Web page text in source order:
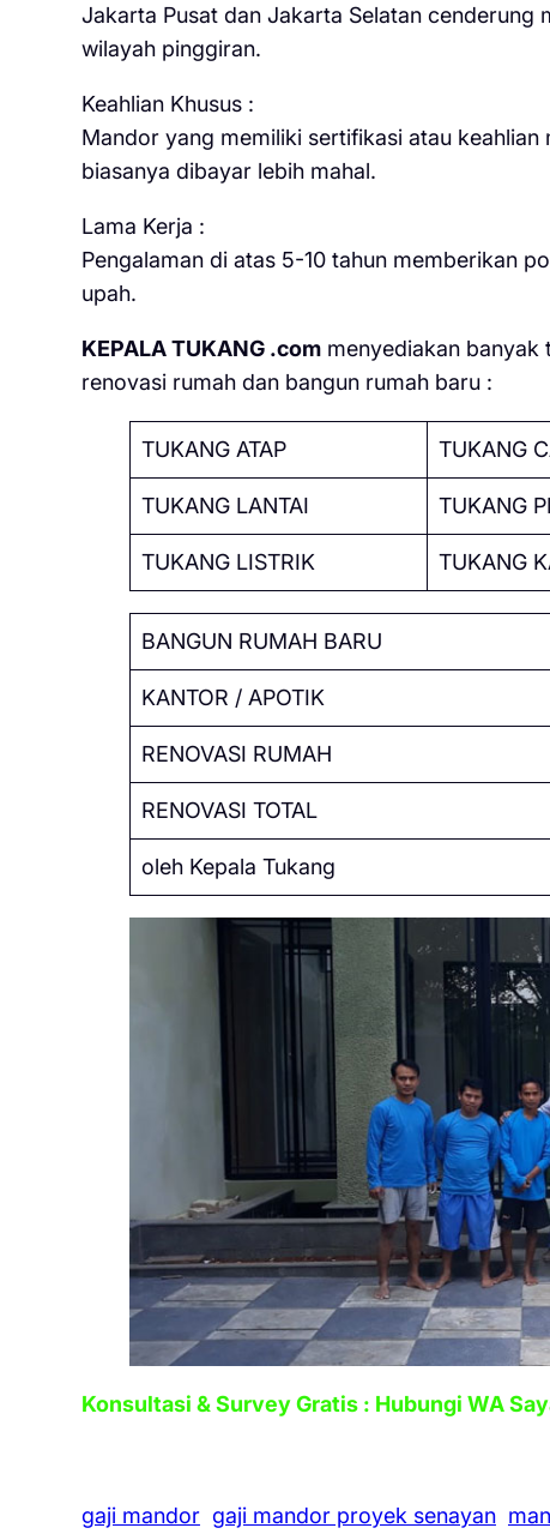
Jakarta Pusat dan Jakarta Selatan
wilayah pinggiran.
Keahlian Khusus :
Mandor yang memiliki sertifikasi atau
biasanya dibayar lebih mahal.
Lama Kerja :
Pengalaman di atas 5-10 tahun memberikan
upah.
KEPALA TUKANG .commenyediakan banyak
renovasi rumah dan bangun rumah baru :
TUKANG ATAP TUKANG
TUKANG LANTAI TUKANG
TUKANG LISTRIK TUKANG
BANGUN RUMAH BARU
KANTOR / APOTIK
RENOVASI RUMAH
RENOVASI TOTAL
oleh Kepala Tukang
Konsultasi & Survey Gratis : Hubungi WA
gaji mandor gaji mandor proyek senayan